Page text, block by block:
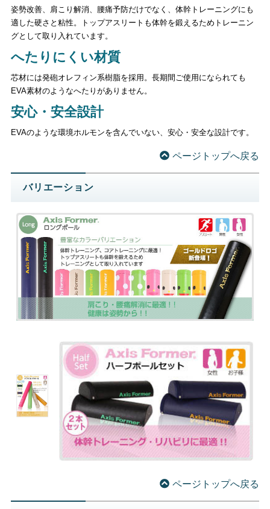
姿勢改善、肩こり解消、腰痛予防だけでなく、体幹トレーニングにも
適した硬さと粘性。トップアスリートも体幹を鍛えるためトレーニン
グとして取り入れています。
へたりにくい材質
芯材には発砲オレフィン系樹脂を採用。長期間ご使用になられても
EVA素材のようなへたりがありません。
安心・安全設計
EVAのような環境ホルモンを含んでいない、安心・安全な設計です。
ページトップへ戻る
バリエーション
ページトップへ戻る